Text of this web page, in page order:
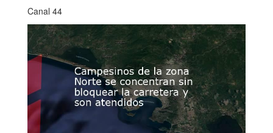
Canal 44